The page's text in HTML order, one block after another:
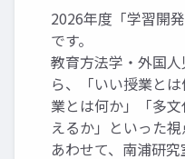
2026年度「学習開
です。
教育方法学・外国
ら、「いい授業と
業とは何か」「多
えるか」といった視
あわせて、南浦研